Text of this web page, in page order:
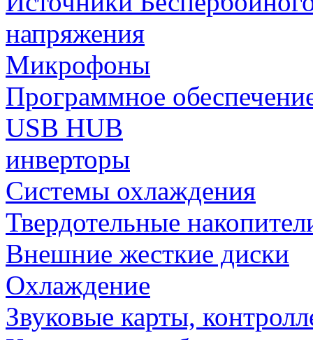
напряжения
Микрофоны
Программное
USB HUB
инверторы
Системы охлаждения
Твердотельные
Внешние жесткие диски
Охлаждение
Звуковые карты,